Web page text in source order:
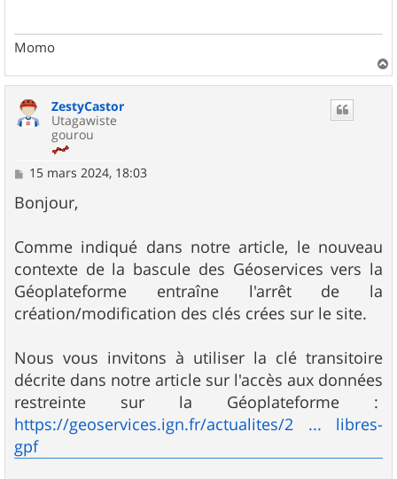
Momo
a
ZestyCastor
Utagawiste
gourou
M
s
s
g
e
15 mars 2024, 18:03
Bonjour,
Comme indiqué dans notre article, le nouveau
contexte de la bascule des Géoservices vers la
Géoplateforme entraîne l'arrêt de la
création/modification des clés crées sur le site.
Nous vous invitons à utiliser la clé transitoire
décrite dans notre article sur l'accès aux données
restreinte sur la Géoplateforme :
https://geoservices.ign.fr/actualites/2 ... libres-
gpf